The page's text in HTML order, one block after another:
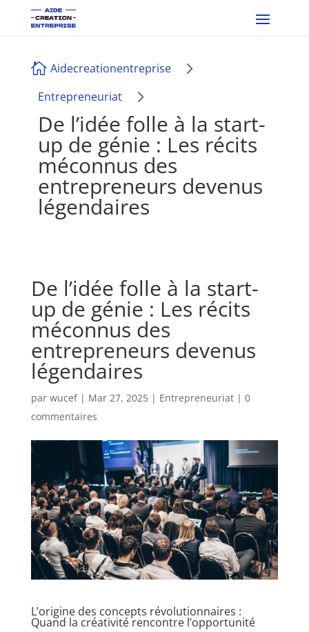
 Aidecreationentreprise 5
Entrepreneuriat 5
De l’idée folle à la start-
up de génie : Les récits
méconnus des
entrepreneurs devenus
légendaires
De l’idée folle à la start-
up de génie : Les récits
méconnus des
entrepreneurs devenus
légendaires
par wucef| Mar 27, 2025| Entrepreneuriat| 0
commentaires
L’origine des concepts révolutionnaires :
Quand la créativité rencontre l’opportunité